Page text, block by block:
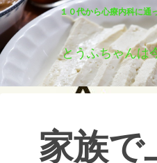
１０代から心療内科に通
とうふちゃんは
家族で